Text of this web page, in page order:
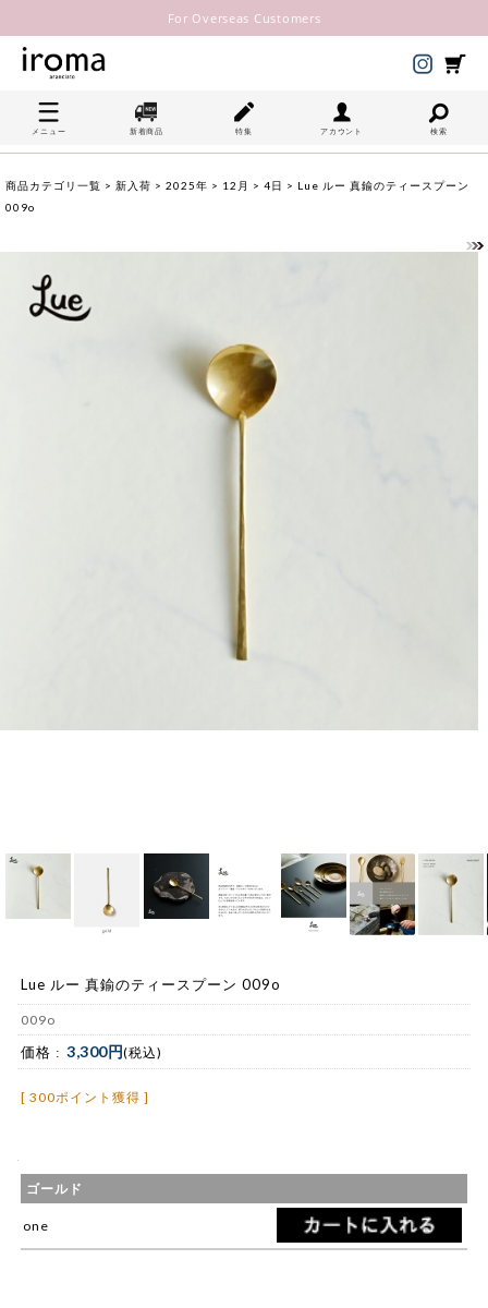
For Overseas Customers
メニュー 新着商品 特集 アカウント 検索
商品カテゴリ一覧 > 新入荷 > 2025年 > 12月 > 4日 > Lue ルー 真鍮のティースプーン
009o
Lue ルー 真鍮のティースプーン 009o
009o
価格 : 3,300円(税込)
[ 300ポイント獲得 ]
ゴールド
one